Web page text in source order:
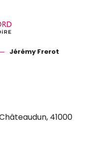
Jérémy Frerot
41000